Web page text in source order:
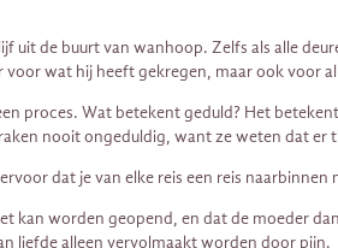
de buurt van wanhoop. Zelfs als alle
voor wat hij heeft gekregen, maar ook voor
proces. Wat betekent geduld? Het
nooit ongeduldig, want ze weten dat er
dat je van elke reis een reis
kan worden geopend, en dat de moeder
liefde alleen vervolmaakt worden door pijn.